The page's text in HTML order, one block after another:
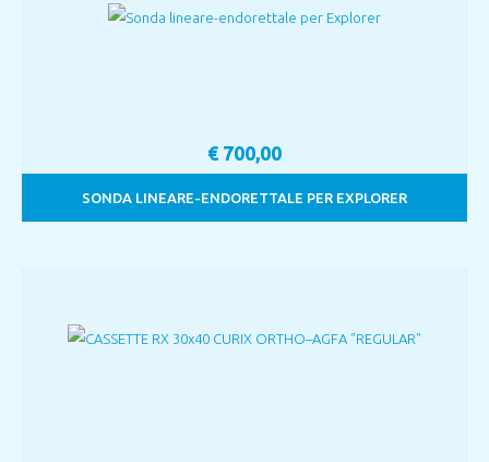
SONDA LINEARE-ENDORETTALE PER EXPLORER
€ 700,00